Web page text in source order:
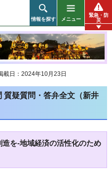
情報を探す メニュー
緊急・防
災
載日：2024年10月23日
質疑質問・答弁全文（新井
を-地域経済の活性化のため